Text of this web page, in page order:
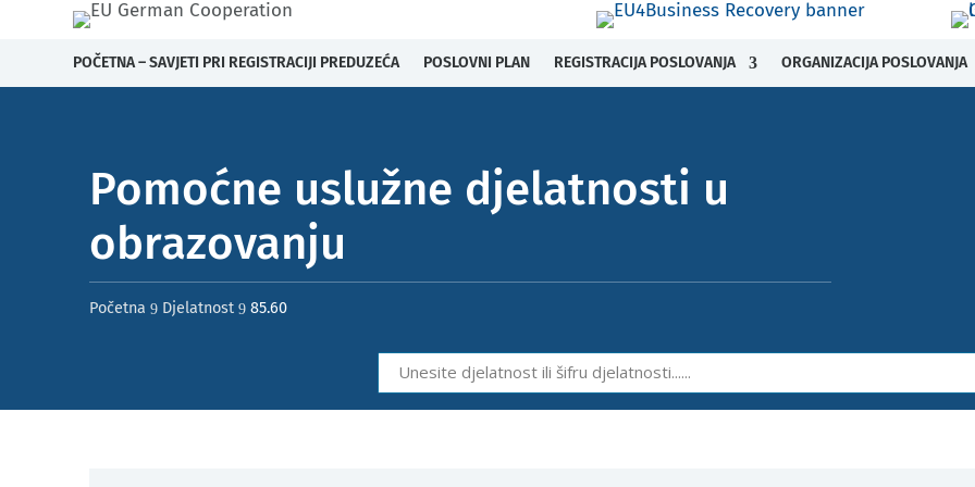
POČETNA – SAVJETI PRI REGISTRACIJI PREDUZEĆA POSLOVNI PLAN REGISTRACIJA POSLOVANJA ORGANIZACIJA POSLOVANJA
Pomoćne uslužne djelatnosti u
obrazovanju​
Početna 9 Djelatnost 9 85.60